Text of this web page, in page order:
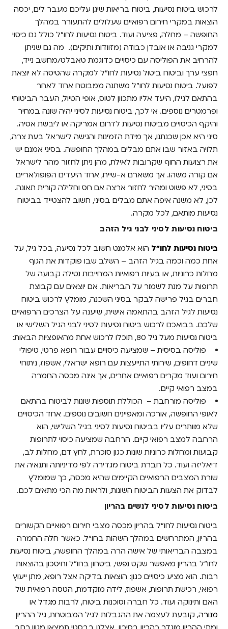
לרכוש ביטוח נסיעות, ביטוח בריאות שיגן עליכם מעבר לים, יכסה
הוצאות במקרי חירום רפואיים שעלולים להתעורר במהלך
החופשה – מחלה, פציעה ועוד. ביטוח נסיעות לחו"ל כולל גם כיסוי
למקרי גניבה או אובדן כבודה (מזוודות ותיקים). מה גם שניתן
להרחיב את הפוליסה עם כיסויים כדוגמת טאבלט/מחשב נייד,
חפצי ערך וביטוח ביטול נסיעות לחו"ל למקרה שהטיסה לא יוצאת
לפועל. ביטוח נסיעות לחו"ל משתנה ממבוטח אחד לאחר
בהתאם לגילו, היעד אליו מתכוון לטוס, אופי הטיול, העבר הביטוחי
ופרמטרים נוספים. אי לכך, ביטוח נסיעות לסיני יהיה שונה במחיר
והיקף הכיסויים מביטוח נסיעות לדרום אמריקה או ליבשת אסיה.
סיני היא אכן שכנתנו, אך מידת הזמינות והגישה לישראל בעת צרה,
תלויה באזור שבו אתם מבלים במהלך החופשה. בסיני אמנם יש
את רצועות החוף שקרובות לאילת, מהן ניתן לחזור מהר לישראל
אם קורה משהו. אך משארם א-שייח, אחד היעדים הפופולאריים
בסיני, לא פשוט ומהיר לחזור ארצה אם חס וחלילה קורית תאונה.
לכן, לא משנה איפה אתם מבלים בסיני, חשוב להצטייד בביטוח
נסיעות מותאם, לכל מקרה.
ביטוח נסיעות לסיני לבני גיל הזהב
ביטוח נסיעות לחו"ל הוא אלמנט חשוב לכל נסיעה, בכל גיל, על
אחת כמה וכמה בגיל הזהב – השלב שבו פוקדות את הגוף
מחלות כרוניות, או בעיות רפואיות המחייבות נטילה קבועה של
תרופות על מנת לשמור על הבריאות. אם יוצאים עם קבוצת
חברים בגיל פרישה לבקר בסיני השכנה, מומלץ לרכוש ביטוח
נסיעות לגיל הזהב בהתאמה אישית, שיענה על הצרכים הרפואיים
שלכם. בבואכם לרכוש ביטוח נסיעות לסיני לבני הגיל השלישי או
ביטוח נסיעות מעל גיל 80
, תוכלו לרכוש אחת מהאופציות הבאות:
פוליסה בסיסית – שמציעה כיסויים עבור רופא פרטי, טיפולי
שיניים דחופים, שירותי התייעצות עם רופא ישראלי, אשפוז, ניתוחי
חירום ועוד מקרים רפואיים אחרים, אך אינה מכסה החמרה
במצב רפואי קיים.
פוליסה מורחבת – הכוללת תוספות שונות לביטוח בהתאם
לאופי החופשה, אורכה ומאפיינים חשובים נוספים. אחד הכיסויים
שלא מוותרים עליו בביטוח נסיעות לסיני בגיל השלישי, הוא
הרחבה למצב רפואי קיים. הרחבה שמציעה כיסוי לתרופות
קבועות ומחלות כרוניות שונות כגון סוכרת, לחץ דם, מחלות לב,
דיאליזה ועוד. כל חברת ביטוח מגדירה לפי מדיניותה ותנאיה את
שורת המצבים הרפואיים הקיימים שהיא מכסה, כך שמומלץ
לבדוק את הצעות הביטוח השונות, ולראות מה הכי מתאים לכם.
ביטוח נסיעות לסיני לנשים בהריון
ביטוח נסיעות לחו"ל בהריון מכסה מצבי חירום רפואיים הקשורים
בהריון, המתרחשים במהלך השהות בחו"ל. כאשר חלה החמרה
במצבה הבריאותי של אישה הרה במהלך החופשה, ביטוח נסיעות
לחו"ל בהריון מאפשר שקט נפשי, ביטחון בחו"ל וחיסכון בהוצאות
רבות. הוא מציע כיסויים כגון: הוצאות בדיקה אצל רופא, מתן ייעוץ
רפואי, רכישת תרופות, אשפוז, לידה מוקדמת, הטסה רפואית של
האם ותינוקה ועוד. כל חברה וסוכנות ביטוח, לרבות מגדל או
מנורה, קובעת לעצמה את ההגבלות לגיל המבוטחת, גיל ההריון